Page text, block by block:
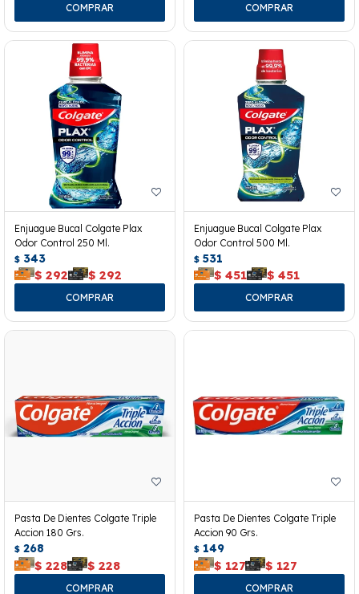
Enjuague Bucal Colgate Plax
Odor Control 250 Ml.
$ 343
$ 292 $ 292
Enjuague Bucal Colgate Plax
Odor Control 500 Ml.
$ 531
$ 451 $ 451
Pasta De Dientes Colgate Triple
Accion 180 Grs.
$ 268
$ 228 $ 228
Pasta De Dientes Colgate Triple
Accion 90 Grs.
$ 149
$ 127 $ 127